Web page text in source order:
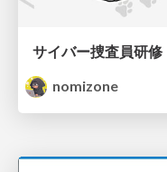
サイバー捜査員研修
nomizone